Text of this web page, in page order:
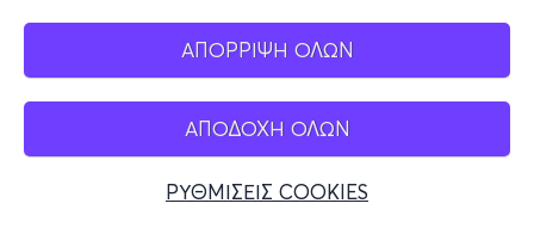
ΑΠΟΡΡΙΨΗ ΟΛΩΝ
ΑΠΟΔΟΧΗ ΟΛΩΝ
ΡΥΘΜΙΣΕΙΣ COOKIES